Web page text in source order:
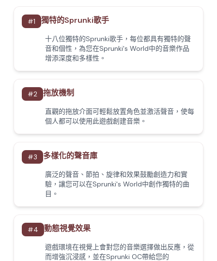
#1 獨特的Sprunki歌手
十八位獨特的Sprunki歌手，每位都具有獨特的聲
音和個性，為您在Sprunki's World中的音樂作品
增添深度和多樣性。
#2 拖放機制
直觀的拖放介面可輕鬆放置角色並激活聲音，使每
個人都可以使用此遊戲創建音樂。
#3 多樣化的聲音庫
廣泛的聲音、節拍、旋律和效果鼓勵創造力和實
驗，讓您可以在Sprunki's World中創作獨特的曲
目。
#4 動態視覺效果
遊戲環境在視覺上會對您的音樂選擇做出反應，從
而增強沉浸感，並在Sprunki OC帶給您的